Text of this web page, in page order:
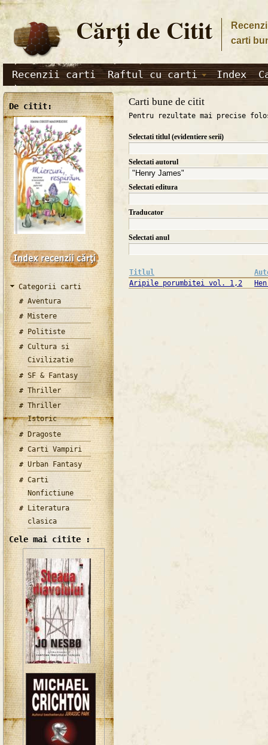
Cărţi de Citit
carti
Recenzii carti Raftul cu carti Index
De citit:
Categorii carti
Aventura
Mistere
Politiste
Cultura si
Civilizatie
SF & Fantasy
Thriller
Thriller
Istoric
Dragoste
Carti Vampiri
Urban Fantasy
Carti
Nonfictiune
Literatura
clasica
Cele mai citite :
Carti bune de citit
Pentru rezultate mai precise
Selectati titlul (evidentiere serii)
Selectati autorul
Selectati editura
Traducator
Selectati anul
Titlul
Aripile porumbitei vol. 1,2